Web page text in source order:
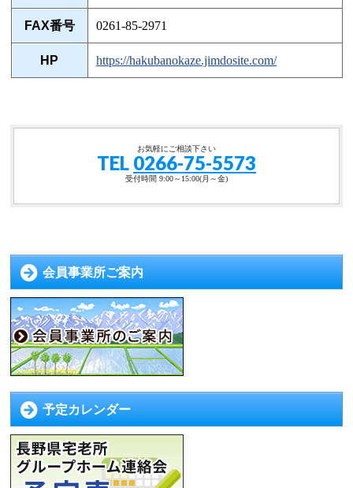
FAX番号 0261-85-2971
HP https://hakubanokaze.jimdosite.com/
お気軽にご相談下さい
TEL 0266-75-5573
受付時間 9:00～15:00(月～金)
会員事業所ご案内
予定カレンダー